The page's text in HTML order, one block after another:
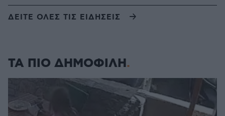
ΔΕΙΤΕ ΟΛΕΣ ΤΙΣ ΕΙΔΗΣΕΙΣ
ΤΑ ΠΙΟ ΔΗΜΟΦΙΛΗ